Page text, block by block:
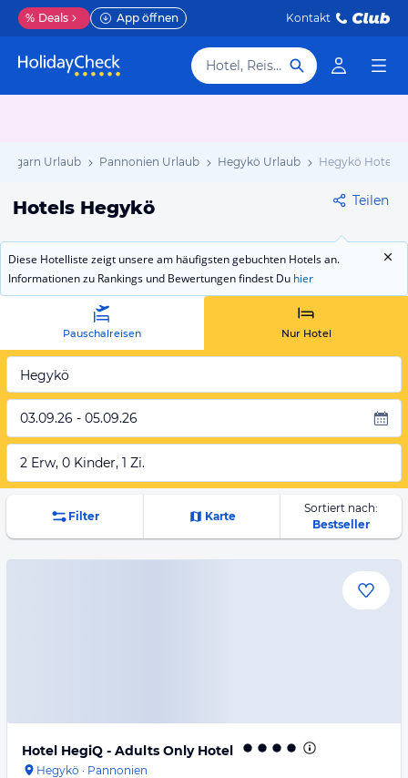
% Deals App öffnen Kontakt
Hotel, Reiseziel
Ungarn Urlaub Pannonien Urlaub Hegykö Urlaub Hegykö Hotels
Hotels Hegykö Teilen
Diese Hotelliste zeigt unsere am häufigsten gebuchten Hotels an.
Informationen zu Rankings und Bewertungen findest Du hier
Pauschalreisen Nur Hotel
Hegykö
03.09.26 - 05.09.26
2 Erw, 0 Kinder, 1 Zi.
Filter Karte
Sortiert nach:
Bestseller
Hotel HegiQ - Adults Only Hotel
Hegykö · Pannonien